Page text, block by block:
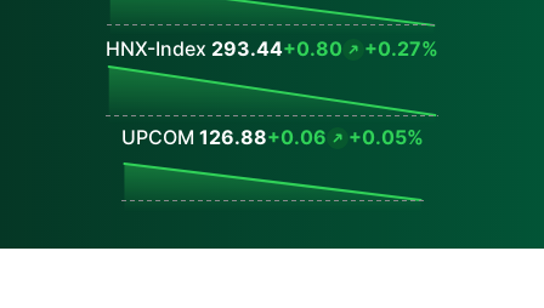
HNX-Index 293.44+0.80 +0.27%
UPCOM 126.88+0.06 +0.05%